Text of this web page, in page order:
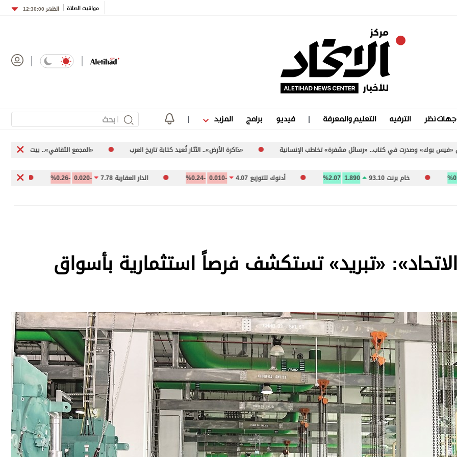
مواقيت الصلاة الظهر 12:30:00
نظر الترفيه التعليم والمعرفة فيديو برامج المزيد
«رسائل مشفرة» تخاطب الإنسانية «ذاكرة الأرض».. الآثار تُعيد كتابة تاريخ العرب «المجمع الثقافي».. بيت المبدعين الأول العين
خام برنت 93.10 1.890
2.07% أدنوك للتوزيع 4.07 -0.010
-0.24% الدار العقارية 7.78 -0.020
-0.26% السوق المالية
«تبريد» تستكشف فرصاً استثمارية بأسواق